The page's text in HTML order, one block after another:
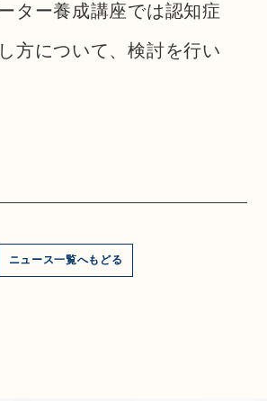
ター養成講座では認知症
方について、検討を行い
ニュース一覧へもどる